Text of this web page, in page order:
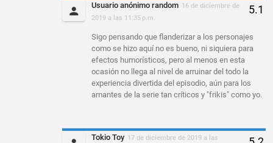
Usuario anónimo random 16 de diciembre de
2019 a las 11:35 p.m.
Sigo pensando que flanderizar a los personajes
como se hizo aquí no es bueno, ni siquiera para
efectos humorísticos, pero al menos en esta
ocasión no llega al nivel de arruinar del todo la
experiencia divertida del episodio, aún para los
amantes de la serie tan críticos y "frikis" como yo.
Tokio Toy 17 de diciembre de 2019 a las